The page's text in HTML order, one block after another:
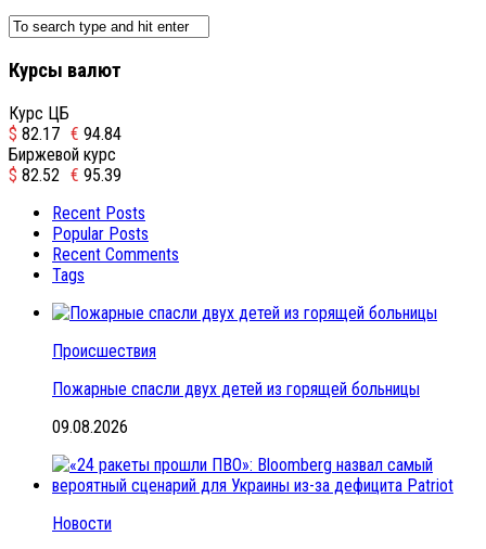
Курсы валют
Курс ЦБ
$ 82.17 € 94.84
Биржевой курс
$ 82.52 € 95.39
Recent Posts
Popular Posts
Recent Comments
Tags
Происшествия
Пожарные спасли двух детей из горящей больницы
09.08.2026
Новости